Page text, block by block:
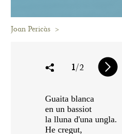
Joan Pericàs >
1/2
Guaita blanca
en un bassiot
la lluna d'una ungla.
He cregut,